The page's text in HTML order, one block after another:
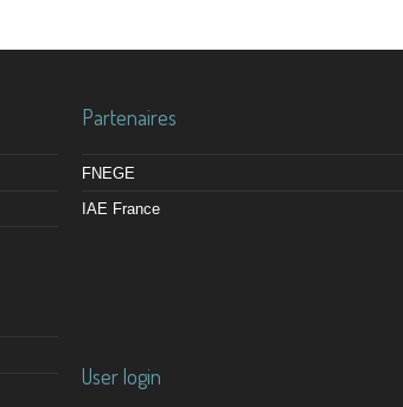
Partenaires
FNEGE
IAE France
User login